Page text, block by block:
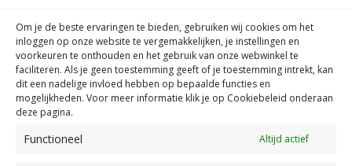
Om je de beste ervaringen te bieden, gebruiken wij cookies om het
inloggen op onze website te vergemakkelijken, je instellingen en
voorkeuren te onthouden en het gebruik van onze webwinkel te
faciliteren. Als je geen toestemming geeft of je toestemming intrekt, kan
dit een nadelige invloed hebben op bepaalde functies en
mogelijkheden. Voor meer informatie klik je op Cookiebeleid onderaan
deze pagina.
Functioneel Altijd actief
Terug naar boven
Desktop